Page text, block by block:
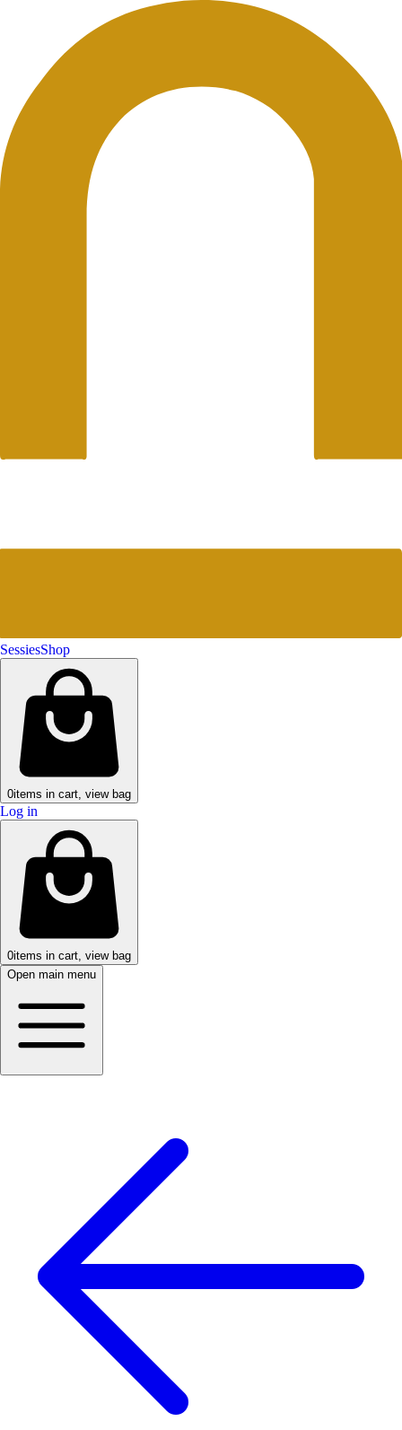
SessiesShop
0items in cart, view bag
Log in
0items in cart, view bag
Open main menu